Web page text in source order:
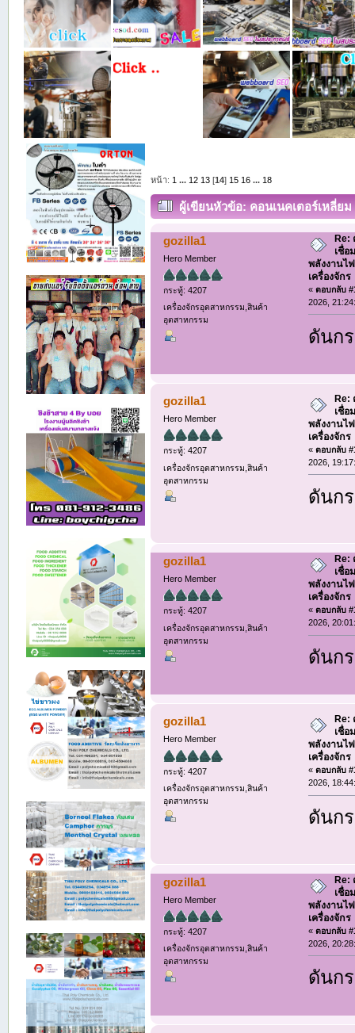
หน้า: 1 ... 12 13[14] 15 16 ... 18
ผู้เขียนหัวข้อ: คอนเนคเตอร์เหลี่ย
ระบบควบคุมเครื่องจักร (อ่าน 5055 ครั้
gozilla1
Hero Member
กระทู้: 4207
เครื่องจักรอุตสาหกรรม,สินค้า
อุตสาหกรรม
Re:
เชื่
พลังงานไ
เครื่องจักร
«ตอบกลับ
2026,
ดันก
gozilla1
Hero Member
กระทู้: 4207
เครื่องจักรอุตสาหกรรม,สินค้า
อุตสาหกรรม
Re:
เชื่
พลังงานไ
เครื่องจักร
«ตอบกลับ
2026,
ดันก
gozilla1
Hero Member
กระทู้: 4207
เครื่องจักรอุตสาหกรรม,สินค้า
อุตสาหกรรม
Re:
เชื่
พลังงานไ
เครื่องจักร
«ตอบกลับ
2026,
ดันก
gozilla1
Hero Member
กระทู้: 4207
เครื่องจักรอุตสาหกรรม,สินค้า
อุตสาหกรรม
Re:
เชื่
พลังงานไ
เครื่องจักร
«ตอบกลับ
2026,
ดันก
gozilla1
Hero Member
กระทู้: 4207
เครื่องจักรอุตสาหกรรม,สินค้า
อุตสาหกรรม
Re:
เชื่
พลังงานไ
เครื่องจักร
«ตอบกลับ
2026,
ดันก